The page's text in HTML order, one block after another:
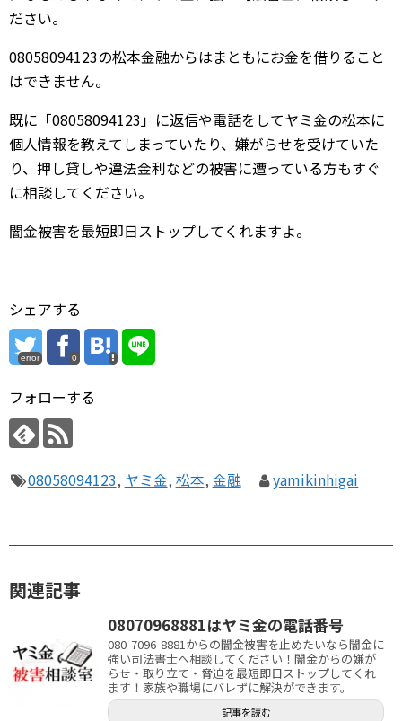
ださい。
08058094123の松本金融からはまともにお金を借りること
はできません。
既に「08058094123」に返信や電話をしてヤミ金の松本に
個人情報を教えてしまっていたり、嫌がらせを受けていた
り、押し貸しや違法金利などの被害に遭っている方もすぐ
に相談してください。
闇金被害を最短即日ストップしてくれますよ。
シェアする
error 0
フォローする
08058094123, ヤミ金, 松本, 金融 yamikinhigai
関連記事
08070968881はヤミ金の電話番号
080-7096-8881からの闇金被害を止めたいなら闇金に
強い司法書士へ相談してください！闇金からの嫌が
らせ・取り立て・脅迫を最短即日ストップしてくれ
ます！家族や職場にバレずに解決ができます。
記事を読む